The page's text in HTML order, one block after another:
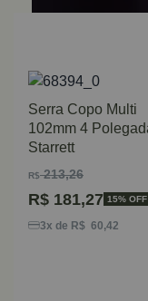
Serra Copo Multi
102mm 4
Starrett
R$213,26
R$ 181,27 15% OFF
3x de R$ 60,42